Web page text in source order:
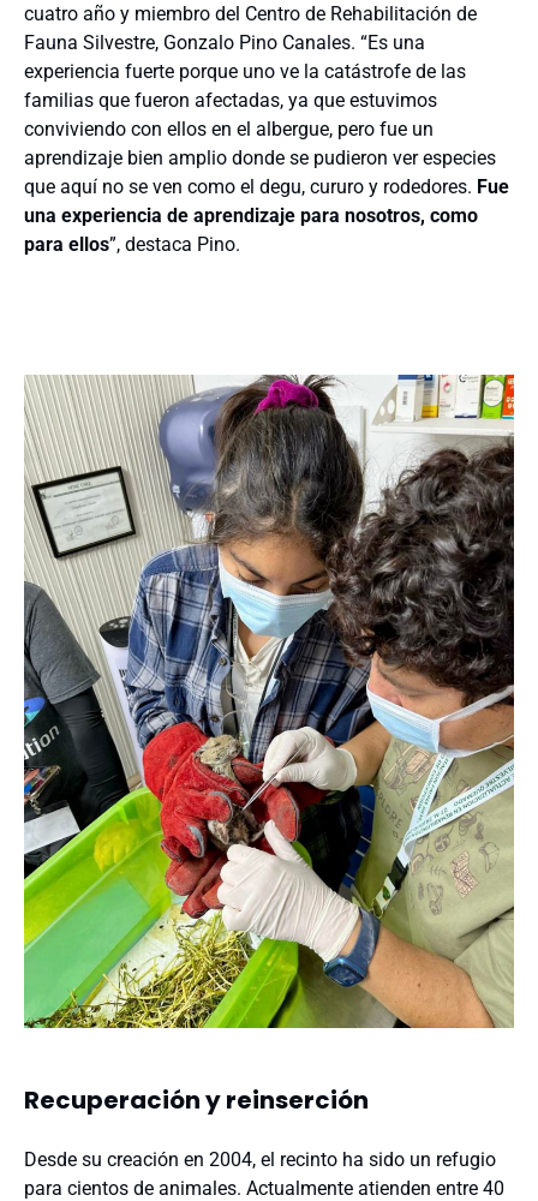
cuatro año y miembro del Centro de Rehabilitación de
Fauna Silvestre, Gonzalo Pino Canales. “Es una
experiencia fuerte porque uno ve la catástrofe de las
familias que fueron afectadas, ya que estuvimos
conviviendo con ellos en el albergue, pero fue un
aprendizaje bien amplio donde se pudieron ver especies
que aquí no se ven como el degu, cururo y rodedores. Fue
una experiencia de aprendizaje para nosotros, como
para ellos”, destaca Pino.
Recuperación y reinserción
Desde su creación en 2004, el recinto ha sido un refugio
para cientos de animales. Actualmente atienden entre 40